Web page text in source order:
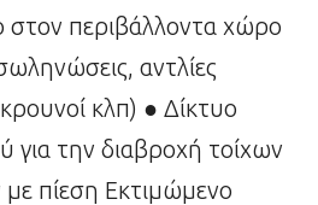
στον περιβάλλοντα χώρο
αντλίες
κλπ) ● Δίκτυο
την διαβροχή τοίχων
πίεση Εκτιμώμενο